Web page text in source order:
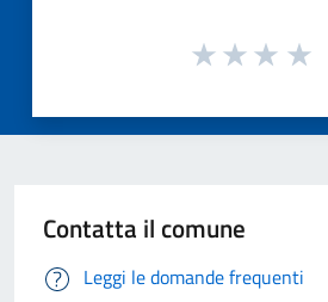
Contatta il comune
Leggi le domande frequenti